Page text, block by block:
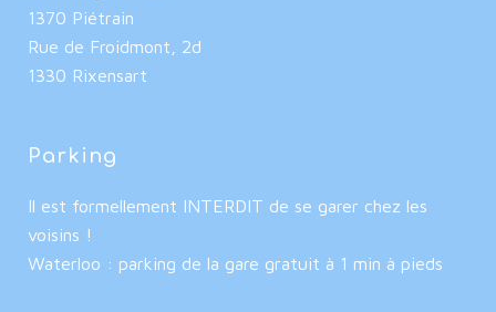
1370 Piétrain
Rue de Froidmont, 2d
1330 Rixensart
Parking
Il est formellement INTERDIT de se garer chez les
voisins !
Waterloo : parking de la gare gratuit à 1 min à pieds